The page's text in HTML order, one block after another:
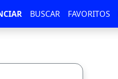
BUSCAR FAVORITOS